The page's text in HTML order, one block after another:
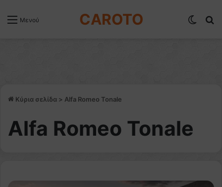
Μενού CAROTO
Κύρια σελίδα > Alfa Romeo Tonale
Alfa Romeo Tonale